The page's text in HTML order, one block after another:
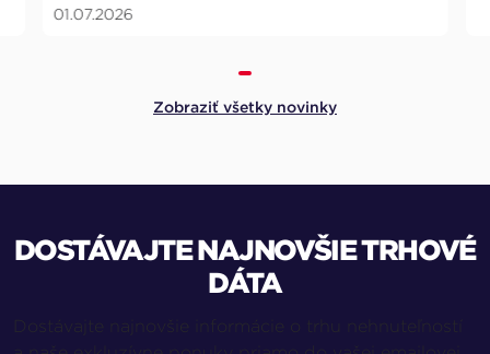
Zobraziť všetky novinky
DOSTÁVAJTE NAJNOVŠIE TRHOVÉ
DÁTA